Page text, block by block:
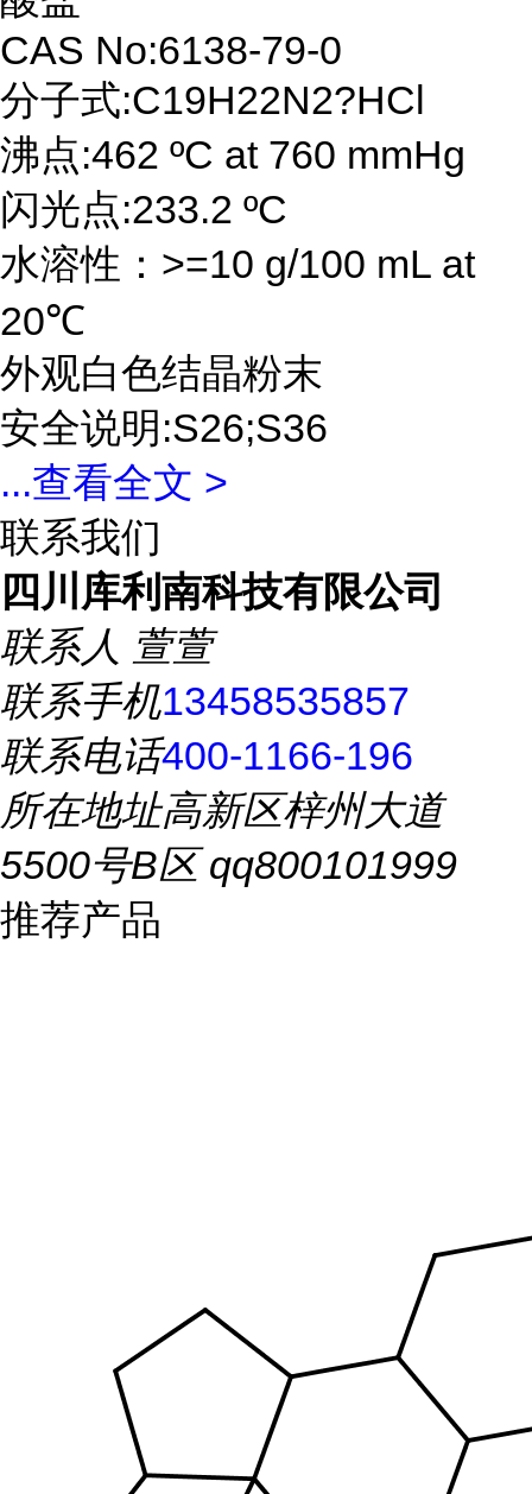
CAS No:6138-79-0
分子式:C19H22N2?HCl
沸点:462 ºC at 760 mmHg
闪光点:233.2 ºC
水溶性：>=10 g/100 mL at
20℃
外观白色结晶粉末
安全说明:S26;S36
...查看全文 >
联系我们
四川库利南科技有限公司
联系人 萱萱
联系手机13458535857
联系电话400-1166-196
所在地址高新区梓州大道
5500号B区 qq800101999
推荐产品